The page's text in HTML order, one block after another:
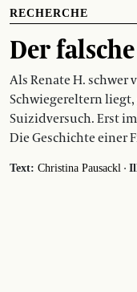
RECHERCHE
Der
Als Renate H. schwer
Schwiegereltern
Suizidversuch. Erst
Die Geschichte einer
Text: Christina Pausackl ·